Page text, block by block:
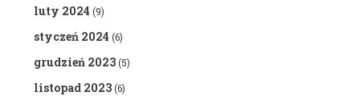
luty 2024 (9)
styczeń 2024 (6)
grudzień 2023(5)
listopad 2023(6)